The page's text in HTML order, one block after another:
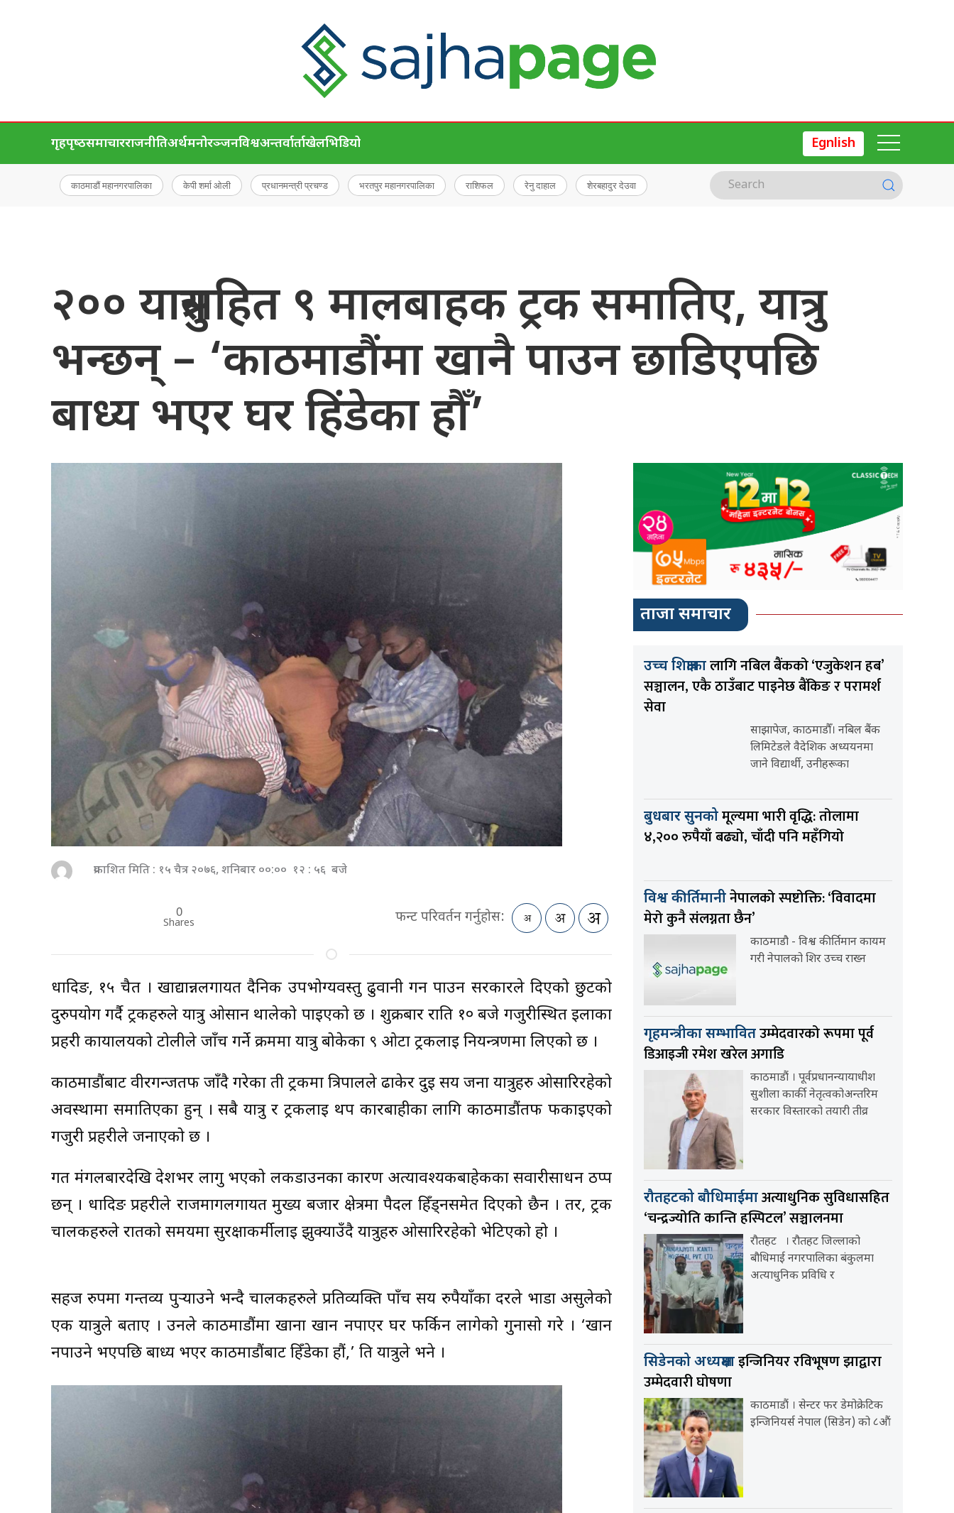
गृहपृष्‍ठसमाचारराजनीतिअर्थमनोरञ्जनविश्वअन्तर्वार्ताखेलभिडियो Egnlish
काठमाडौं महानगरपालिका केपी शर्मा ओली प्रधानमन्त्री प्रचण्ड भरतपुर महानगरपालिका राशिफल रेनु दाहाल शेरबहादुर देउवा
२०० यात्रुसहित ९ मालबाहक ट्रक समातिए, यात्रु
भन्छन् – ‘काठमाडौंमा खानै पाउन छाडिएपछि
बाध्य भएर घर हिंडेका हौँ’
प्रकाशित मिति : १५ चैत्र २०७६, शनिबार ००:०० १२ : ५६ बजे
0
Shares फन्ट परिवर्तन गर्नुहोस:
धादिङ, १५ चैत । खाद्यान्नलगायत दैनिक उपभोग्यवस्तु ढुवानी गर्न पाउन सरकारले दिएको छुटको
दुरुपयोग गर्दै ट्रकहरुले यात्रु ओसार्न थालेको पाइएको छ । शुक्रबार राति १० बजे गजुरीस्थित इलाका
प्रहरी कार्यालयको टोलीले जाँच गर्ने क्रममा यात्रु बोकेका ९ ओटा ट्रकलाई नियन्त्रणमा लिएको छ ।
काठमाडौंबाट वीरगन्जतर्फ जाँदै गरेका ती ट्रकमा त्रिपालले ढाकेर दुई सय जना यात्रुहरु ओसारिरहेको
अवस्थामा समातिएका हुन् । सबै यात्रु र ट्रकलाई थप कारबाहीका लागि काठमाडौंतर्फ फर्काइएको
गजुरी प्रहरीले जनाएको छ ।
गत मंगलबारदेखि देशभर लागु भएको लकडाउनका कारण अत्यावश्यकबाहेकका सवारीसाधन ठप्प
छन् । धादिङ प्रहरीले राजमार्गलगायत मुख्य बजार क्षेत्रमा पैदल हिँड्नसमेत दिएको छैन । तर, ट्रक
चालकहरुले रातको समयमा सुरक्षाकर्मीलाई झुक्याउँदै यात्रुहरु ओसारिरहेको भेटिएको हो ।
सहज रुपमा गन्तव्य पुर्‍याउने भन्दै चालकहरुले प्रतिव्यक्ति पाँच सय रुपैयाँका दरले भाडा असुलेको
एक यात्रुले बताए । उनले काठमाडौंमा खाना खान नपाएर घर फर्किन लागेको गुनासो गरे । ‘खान
नपाउने भएपछि बाध्य भएर काठमाडौंबाट हिँडेका हौं,’ ति यात्रुले भने ।
ताजा समाचार
उच्च शिक्षाकालागि नबिल बैंकको ‘एजुकेशन हब’
सञ्चालन, एकै ठाउँबाट पाइनेछ बैंकिङ र परामर्श
सेवा
साझापेज, काठमाडौँ। नबिल बैंक
लिमिटेडले वैदेशिक अध्ययनमा
जाने विद्यार्थी, उनीहरूका
बुधबार सुनकोमूल्यमा भारी वृद्धि: तोलामा
४,२०० रुपैयाँ बढ्यो, चाँदी पनि महँगियो
विश्व कीर्तिमानीनेपालको स्पष्टोक्ति: ‘विवादमा
मेरो कुनै संलग्नता छैन’
काठमाडौ - विश्व कीर्तिमान कायम
गरी नेपालको शिर उच्च राख्न
गृहमन्त्रीका सम्भावितउम्मेदवारको रूपमा पूर्व
डिआइजी रमेश खरेल अगाडि
काठमाडौं । पूर्वप्रधानन्यायाधीश
सुशीला कार्की नेतृत्वकोअन्तरिम
सरकार विस्तारको तयारी तीव्र
रौतहटको बौधिमाईमाअत्याधुनिक सुविधासहित
‘चन्द्रज्योति कान्ति हस्पिटल’ सञ्चालनमा
रौतहट । रौतहट जिल्लाको
बौधिमाई नगरपालिका बंकुलमा
अत्याधुनिक प्रविधि र
सिडेनको अध्यक्षमाइन्जिनियर रविभूषण झाद्वारा
उम्मेदवारी घोषणा
काठमाडौं । सेन्टर फर डेमोक्रेटिक
इन्जिनियर्स नेपाल (सिडेन) को ८औं